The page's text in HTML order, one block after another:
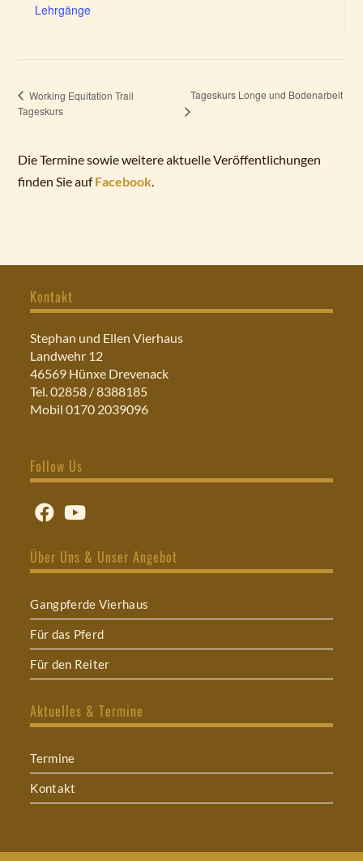
Lehrgänge
Working Equitation Trail
Tageskurs
Tageskurs Longe und Bodenarbeit
Die Termine sowie weitere aktuelle Veröffentlichungen
finden Sie aufFacebook.
Kontakt
Stephan und Ellen Vierhaus
Landwehr 12
46569 Hünxe Drevenack
Tel. 02858 / 8388185
Mobil 0170 2039096
Follow Us
in
a
in
a
Über Uns & Unser Angebot
Gangpferde Vierhaus
Für das Pferd
Für den Reiter
Aktuelles & Termine
Termine
Kontakt